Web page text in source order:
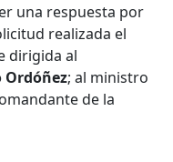
una respuesta por
realizada el
dirigida al
Ordóñez; al ministro
de la